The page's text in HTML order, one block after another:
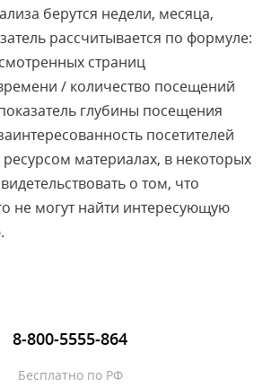
берутся недели, месяца,
рассчитывается по формуле:
страниц
/ количество посещений
глубины посещения
посетителей
материалах, в некоторых
о том, что
не могут найти интересующую
8-800-5555-864
Бесплатно по РФ